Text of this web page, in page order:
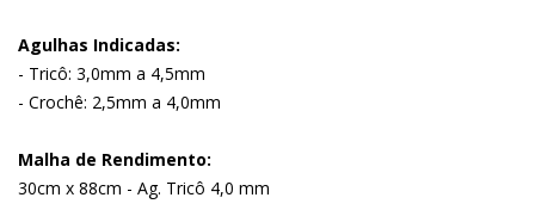
Agulhas Indicadas:
- Tricô: 3,0mm a 4,5mm
- Crochê: 2,5mm a 4,0mm
Malha de Rendimento:
30cm x 88cm - Ag. Tricô 4,0 mm